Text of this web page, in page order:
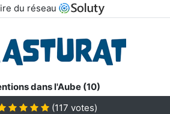
du réseau
dans l'Aube (10)
(117 votes)